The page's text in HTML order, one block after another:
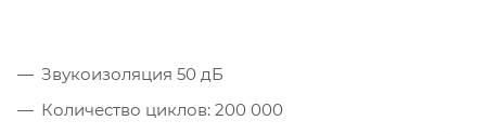
Звукоизоляция 50 дБ
Количество циклов: 200 000